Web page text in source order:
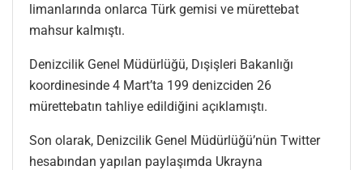
limanlarında onlarca Türk gemisi ve mürettebat
mahsur kalmıştı.
Denizcilik Genel Müdürlüğü, Dışişleri Bakanlığı
koordinesinde 4 Mart’ta 199 denizciden 26
mürettebatın tahliye edildiğini açıklamıştı.
Son olarak, Denizcilik Genel Müdürlüğü’nün Twitter
hesabından yapılan paylaşımda Ukrayna